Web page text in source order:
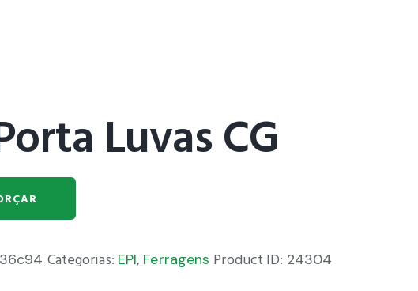
Luvas CG
Categorias: EPI, Ferragens Product ID: 24304